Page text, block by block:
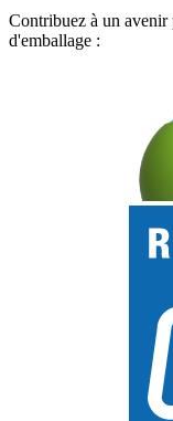
Contribuez à un avenir
d'emballage :